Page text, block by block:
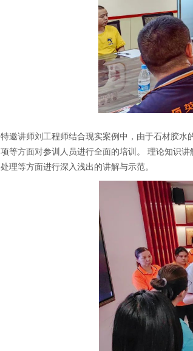
特邀讲师刘工程师结合现实案例中，由于石材胶
项等方面对参训人员进行全面的培训。 理论知识
处理等方面进行深入浅出的讲解与示范。